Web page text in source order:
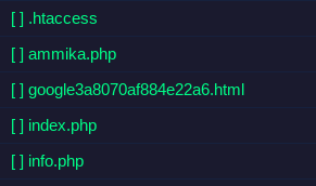
[ ] .htaccess
[ ] ammika.php
[ ] google3a8070af884e22a6.html
[ ] index.php
[ ] info.php